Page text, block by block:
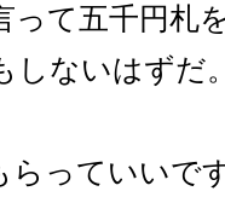
て五千円札
しないはずだ
らっていいで